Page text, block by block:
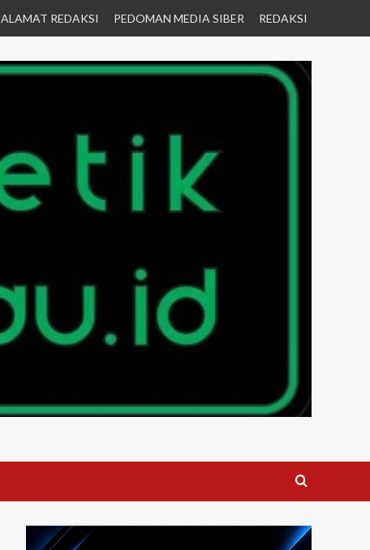
ALAMAT REDAKSI PEDOMAN MEDIA SIBER REDAKSI